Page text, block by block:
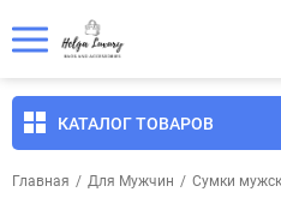
КАТАЛОГ ТОВАРОВ
Главная / Для Мужчин / Сумки